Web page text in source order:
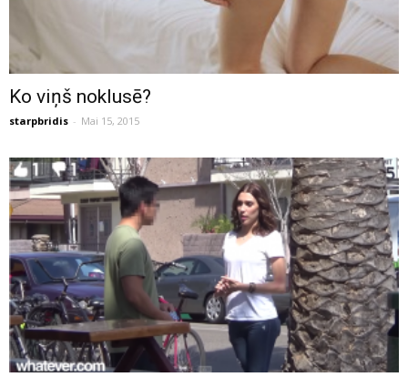
Ko viņš noklusē?
starpbridis - Mai 15, 2015